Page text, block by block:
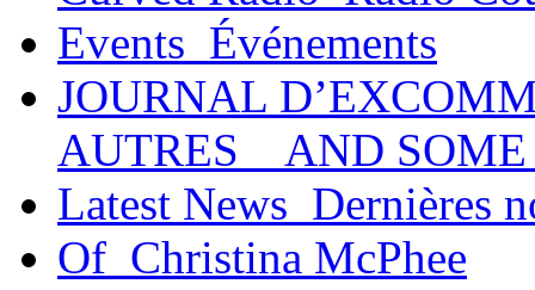
Events_Événements
JOURNAL
AUTRES _ AND
Latest News_Dernières
Of_Christina McPhee